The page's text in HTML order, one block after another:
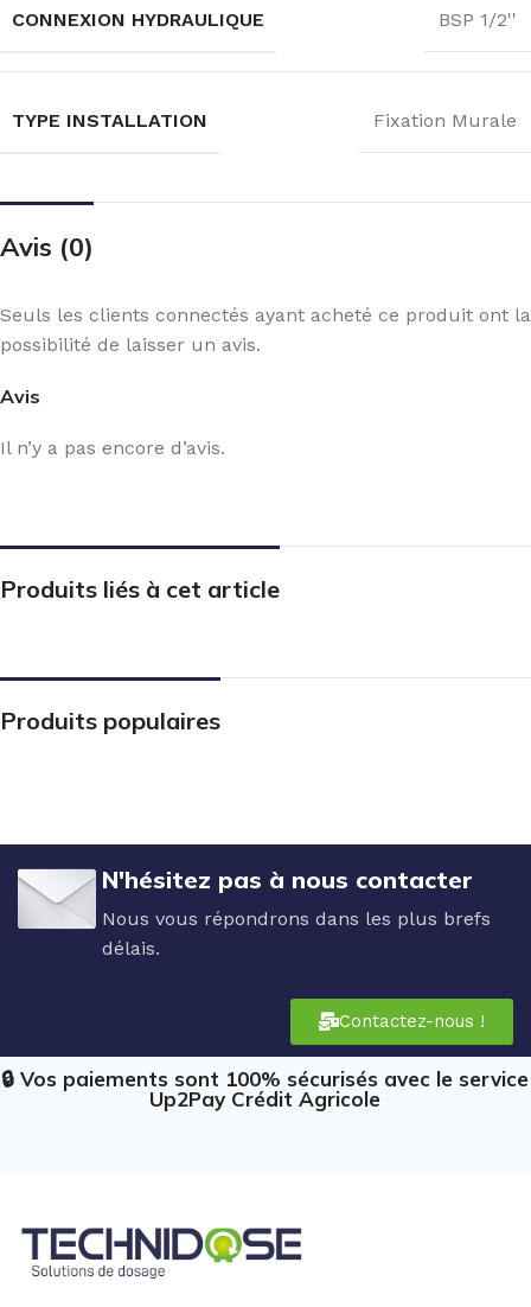
CONNEXION HYDRAULIQUE BSP 1/2''
TYPE INSTALLATION Fixation Murale
Avis (0)
Avis
Il n’y a pas encore d’avis.
Seuls les clients connectés ayant acheté ce produit ont la
possibilité de laisser un avis.
Produits liés à cet article
Produits populaires
N'hésitez pas à nous contacter
Nous vous répondrons dans les plus brefs
délais.
Contactez-nous !
🔒 Vos paiements sont 100% sécurisés avec le service
Up2Pay Crédit Agricole